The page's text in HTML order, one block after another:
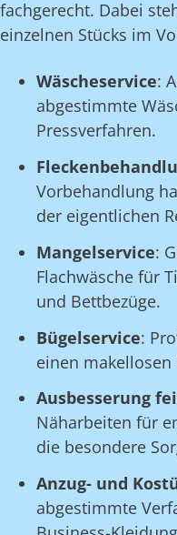
fachgerecht. Dabei
einzelnen Stücks im
Wäscheservice:
abgestimmte
Pressverfahren.
Vorbehandlung
der eigentlichen
Mangelservice:
Flachwäsche für
und Bettbezüge.
Bügelservice:
einen makellosen
Ausbesserung
Näharbeiten für
die besondere
Anzug- und
abgestimmte